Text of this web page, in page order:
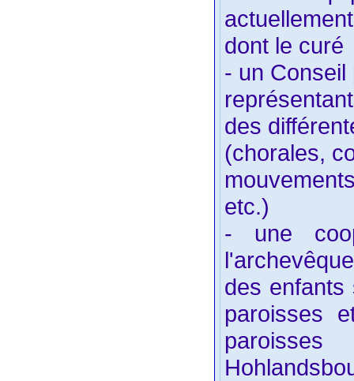
dont le curé
- un
des
(chorales,
etc.)
- une
des enfants
paroisses